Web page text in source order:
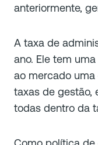
anteriormente,
A taxa de
ano. Ele tem
ao mercado
taxas de gestão,
todas dentro da